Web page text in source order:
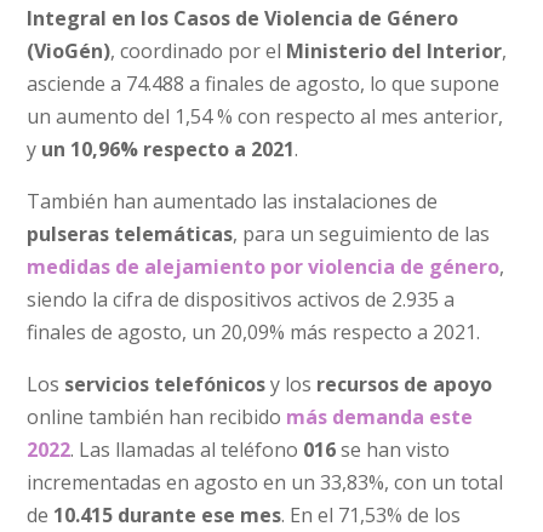
Integral en los Casos de Violencia de Género
(VioGén), coordinado por el Ministerio del Interior,
asciende a 74.488 a finales de agosto, lo que supone
un aumento del 1,54 % con respecto al mes anterior,
y un 10,96% respecto a 2021.
También han aumentado las instalaciones de
pulseras telemáticas, para un seguimiento de las
medidas de alejamiento por violencia de género,
siendo la cifra de dispositivos activos de 2.935 a
finales de agosto, un 20,09% más respecto a 2021.
Los servicios telefónicosy los recursos de apoyo
online también han recibido más demanda este
2022. Las llamadas al teléfono 016se han visto
incrementadas en agosto en un 33,83%, con un total
de 10.415 durante ese mes. En el 71,53% de los